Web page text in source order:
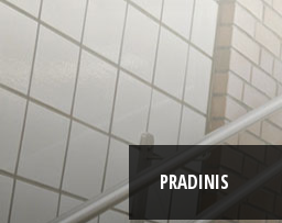
PRADINIS